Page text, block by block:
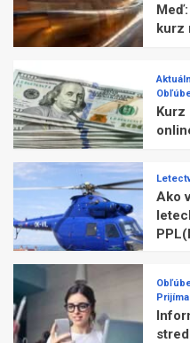
kurz
Kurz
Ako